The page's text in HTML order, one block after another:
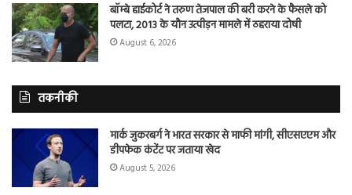
बॉम्बे हाईकोर्ट ने तरुण तेजपाल की बरी करने के फैसले को
पलटा, 2013 के यौन उत्पीड़न मामले में ठहराया दोषी
August 6, 2026
तकनीकी
मार्क जुकरबर्ग ने भारत सरकार से माफी मांगी, सीएसएएम और
डीपफेक कंटेंट पर जताया खेद
August 5, 2026